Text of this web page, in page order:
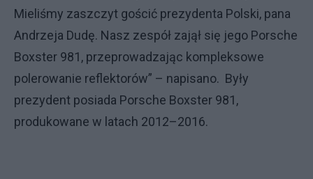
Mieliśmy zaszczyt gościć prezydenta Polski, pana
Andrzeja Dudę. Nasz zespół zajął się jego Porsche
Boxster 981, przeprowadzając kompleksowe
polerowanie reflektorów” – napisano. Były
prezydent posiada Porsche Boxster 981,
produkowane w latach 2012–2016.